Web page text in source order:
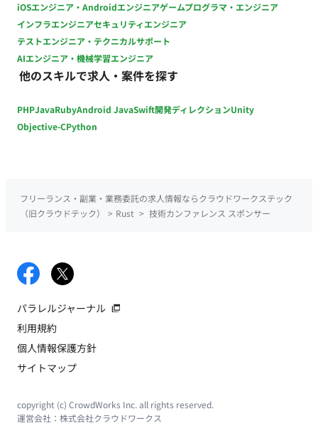
iOSエンジニア・Androidエンジニアゲームプログラマ・エンジニア
インフラエンジニアセキュリティエンジニア
テストエンジニア・テクニカルサポート
AIエンジニア・機械学習エンジニア
他のスキルで求人・案件を探す
PHPJavaRubyAndroid JavaSwift開発ディレクションUnity
Objective-CPython
フリーランス・副業・業務委託の求人情報ならクラウドワークステック
（旧クラウドテック）
> Rust > 技術カンファレンス スポンサー
パラレルジャーナル
利用規約
個人情報保護方針
サイトマップ
copyright (c) CrowdWorks Inc. all rights reserved.
運営会社： 株式会社クラウドワークス